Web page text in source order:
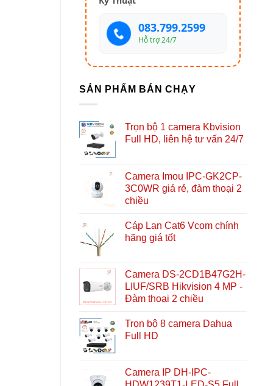
083.799.2599
Hỗ trợ 24/7
SẢN PHẨM BÁN CHẠY
Trọn bộ 1 camera Kbvision
Full HD, liên hệ tư vấn 24/7
Camera Imou IPC-GK2CP-
3C0WR giá rẻ, đàm thoại 2
chiều
Cáp Lan Cat6 Vcom chính
hãng giá tốt
Camera DS-2CD1B47G2H-
LIUF/SRB Hikvision 4 MP -
Đàm thoại 2 chiều
Trọn bộ 8 camera Dahua
Full HD
Camera IP DH-IPC-